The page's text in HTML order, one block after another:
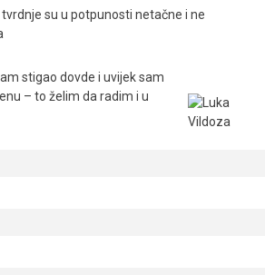
su u potpunosti netačne i ne
stigao dovde i uvijek sam
– to želim da radim i u